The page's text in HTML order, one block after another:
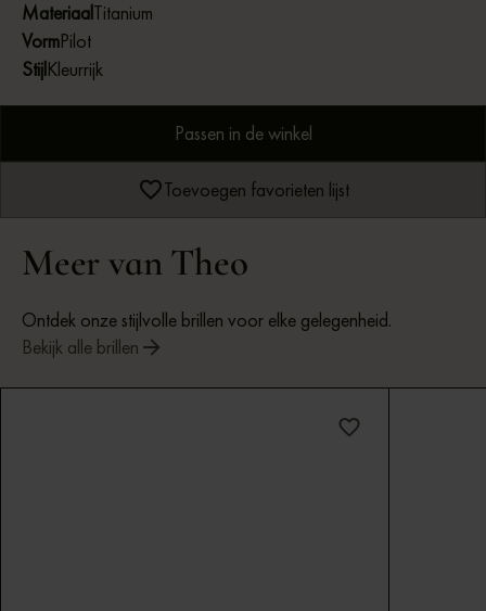
MateriaalTitanium
VormPilot
StijlKleurrijk
Passen in de winkel
Toevoegen favorieten lijst
Meer van Theo
Ontdek onze stijlvolle brillen voor elke gelegenheid.
Bekijk alle brillen